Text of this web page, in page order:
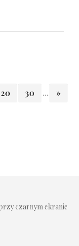
20 30 ... »
czarnym ekranie